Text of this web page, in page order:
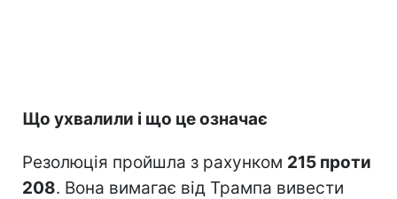
Що ухвалили і що це означає
Резолюція пройшла з рахунком 215 проти
208. Вона вимагає від Трампа вивести